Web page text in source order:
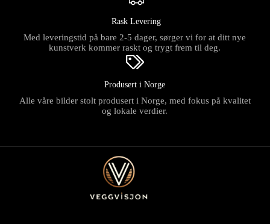
Rask Levering
Med leveringstid på bare 2-5 dager, sørger vi for at ditt nye
kunstverk kommer raskt og trygt frem til deg.
Produsert i Norge
Alle våre bilder stolt produsert i Norge, med fokus på kvalitet
og lokale verdier.